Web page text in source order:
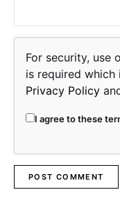
For security, use
is required
Privacy Policy
I agree to these